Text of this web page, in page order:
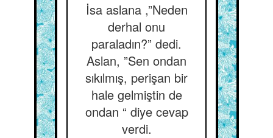
İsa aslana ,”Neden
derhal onu
paraladın?” dedi.
Aslan, ”Sen ondan
sıkılmış, perişan bir
hale gelmiştin de
ondan “ diye cevap
verdi.